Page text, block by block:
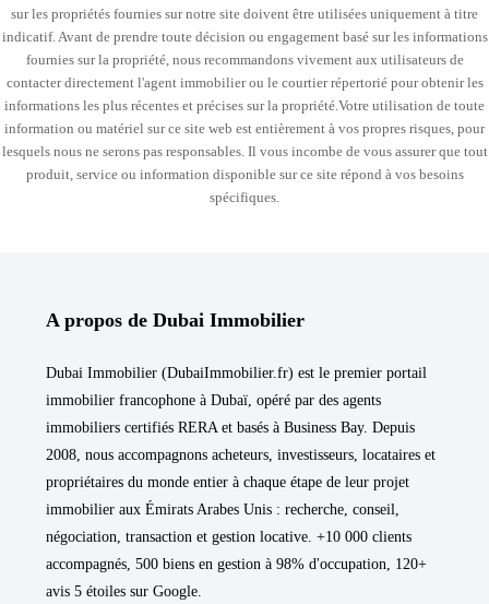
sur les propriétés fournies sur notre site doivent être utilisées uniquement à titre
indicatif. Avant de prendre toute décision ou engagement basé sur les informations
fournies sur la propriété, nous recommandons vivement aux utilisateurs de
contacter directement l'agent immobilier ou le courtier répertorié pour obtenir les
informations les plus récentes et précises sur la propriété.Votre utilisation de toute
information ou matériel sur ce site web est entièrement à vos propres risques, pour
lesquels nous ne serons pas responsables. Il vous incombe de vous assurer que tout
produit, service ou information disponible sur ce site répond à vos besoins
spécifiques.
A propos de Dubai Immobilier
Dubai Immobilier (DubaiImmobilier.fr) est le premier portail
immobilier francophone à Dubaï, opéré par des agents
immobiliers certifiés RERA et basés à Business Bay. Depuis
2008, nous accompagnons acheteurs, investisseurs, locataires et
propriétaires du monde entier à chaque étape de leur projet
immobilier aux Émirats Arabes Unis : recherche, conseil,
négociation, transaction et gestion locative. +10 000 clients
accompagnés, 500 biens en gestion à 98% d'occupation, 120+
avis 5 étoiles sur Google.